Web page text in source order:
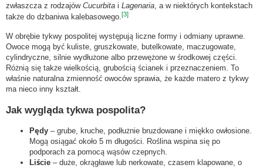
zwłaszcza z rodzajów Cucurbita i Lagenaria , a w niektórych kontekstach
także do dzbaniwa kalebasowego.[3]
W obrębie tykwy pospolitej występują liczne formy i odmiany uprawne.
Owoce mogą być kuliste, gruszkowate, butelkowate, maczugowate,
cylindryczne, silnie wydłużone albo przewężone w środkowej części.
Różnią się także wielkością, grubością ścianek i przeznaczeniem. To
właśnie naturalna zmienność owoców sprawia, że każde matero z tykwy
ma nieco inny kształt.
Jak wygląda tykwa pospolita?
Pędy – grube, kruche, podłużnie bruzdowane i miękko owłosione.
Mogą osiągać około 5 m długości. Roślina wspina się po
podporach za pomocą wąsów czepnych.
Liście – duże, okrągławe lub nerkowate, czasem klapowane, o